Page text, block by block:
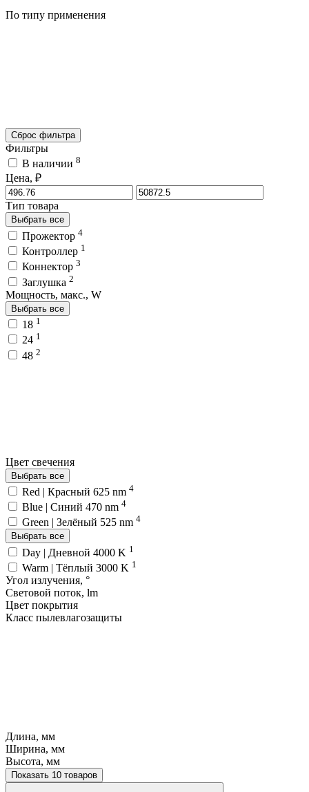
По типу применения
Сброс фильтра
Фильтры
В наличии 8
Цена, ₽
Тип товара
Выбрать все
Прожектор 4
Контроллер 1
Коннектор 3
Заглушка 2
Мощность, макс., W
Выбрать все
18 1
24 1
48 2
Цвет свечения
Выбрать все
Red | Красный 625 nm 4
Blue | Синий 470 nm 4
Green | Зелёный 525 nm 4
Выбрать все
Day | Дневной 4000 K 1
Warm | Тёплый 3000 K 1
Угол излучения, °
Световой поток, lm
Цвет покрытия
Класс пылевлагозащиты
Длина, мм
Ширина, мм
Высота, мм
Показать 10 товаров